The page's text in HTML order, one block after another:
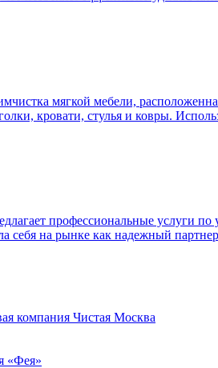
мягкой мебели,
кровати, стулья и ковры.
профессиональные услуги
себя на рынке как надежный
компания Чистая Москва
«Фея»